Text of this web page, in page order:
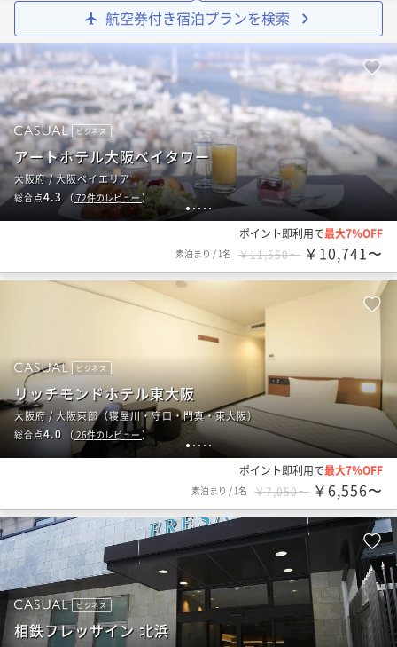
航空券付き宿泊プランを検索
1 23 4 5
ビジネス
アートホテル大阪ベイタワー
大阪府 / 大阪ベイエリア
総合点4.3 （ 72件のレビュー）
ポイント即利用で最大7％OFF
素泊まり / 1名 ￥11,550〜 ￥10,741〜
1 2 345
ビジネス
リッチモンドホテル東大阪
大阪府 / 大阪東部（寝屋川・守口・門真・東大阪）
総合点4.0 （ 26件のレビュー ）
ポイント即利用で最大7％OFF
素泊まり / 1名 ￥7,050〜 ￥6,556〜
ビジネス
相鉄フレッサイン 北浜